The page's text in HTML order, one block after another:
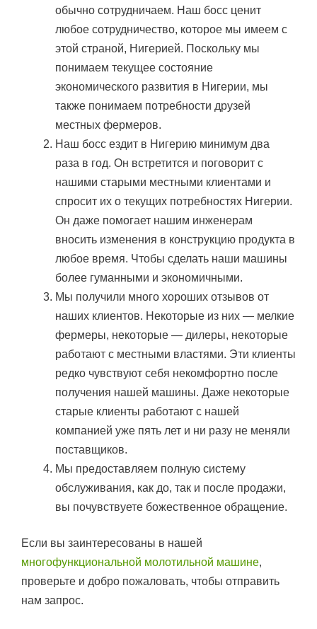
обычно сотрудничаем. Наш босс ценит
любое сотрудничество, которое мы имеем с
этой страной, Нигерией. Поскольку мы
понимаем текущее состояние
экономического развития в Нигерии, мы
также понимаем потребности друзей
местных фермеров.
Наш босс ездит в Нигерию минимум два
раза в год. Он встретится и поговорит с
нашими старыми местными клиентами и
спросит их о текущих потребностях Нигерии.
Он даже помогает нашим инженерам
вносить изменения в конструкцию продукта в
любое время. Чтобы сделать наши машины
более гуманными и экономичными.
Мы получили много хороших отзывов от
наших клиентов. Некоторые из них — мелкие
фермеры, некоторые — дилеры, некоторые
работают с местными властями. Эти клиенты
редко чувствуют себя некомфортно после
получения нашей машины. Даже некоторые
старые клиенты работают с нашей
компанией уже пять лет и ни разу не меняли
поставщиков.
Мы предоставляем полную систему
обслуживания, как до, так и после продажи,
вы почувствуете божественное обращение.
Если вы заинтересованы в нашей
многофункциональной молотильной машине,
проверьте и добро пожаловать, чтобы отправить
нам запрос.